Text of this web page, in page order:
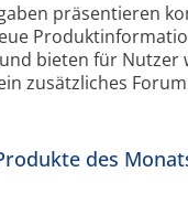
präsentieren
bieten für Nutzer
zusätzliches
des